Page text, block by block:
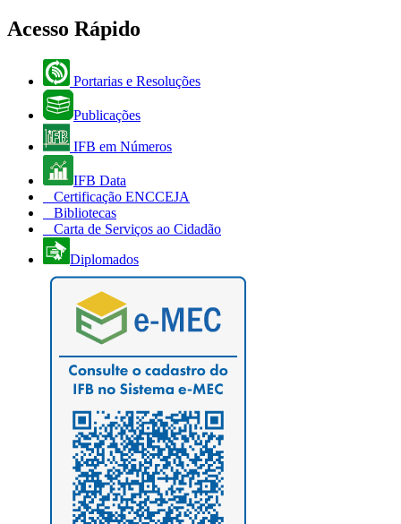
Acesso Rápido
Portarias e Resoluções
Publicações
IFB em Números
IFB Data
Certificação ENCCEJA
Bibliotecas
Carta de Serviços ao Cidadão
Diplomados